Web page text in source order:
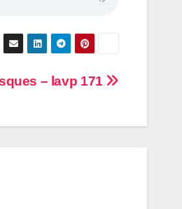
– lavp 171